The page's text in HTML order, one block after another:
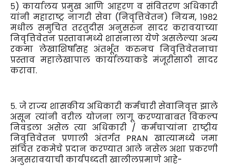
५) कार्यालय प्रमुख आणि आहरण व संवितरण अधिकारी
यांनी महाराष्ट्र नागरी सेवा (निवृत्तिवेतन) नियम, १९८२
मधील समुचित तरतुदीस अनुसरुन सादर करावयाच्या
निवृत्तिवेतन प्रस्तावामध्ये शासनाला येणे असलेल्या अन्य
रकमा लेखाशिर्षांसह अंतर्भूत करुनच निवृत्तिवेतनाचा
प्रस्ताव महालेखापाल कार्यालयाकडे मंजूरीसाठी सादर
करावा.
५. जे राज्य शासकीय अधिकारी कर्मचारी सेवानिवृत्त झाले
असून त्यांनी वरील योजना लागू करण्याबाबत विकल्प
निवडला असेल त्या अधिकारी / कर्मचाऱ्यांना राष्ट्रीय
निवृत्तिवेतन प्रणाली अंतर्गत PRAN खात्यामध्ये जमा
संचित रकमेचे प्रदान करण्यात आले नसेल अशा प्रकरणी
अनुसरावयाची कार्यपध्दती खालीलप्रमाणे आहे-